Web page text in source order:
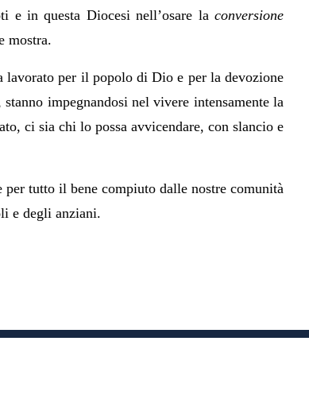
e in questa Diocesi nell’osare la conversione
mostra.
lavorato per il popolo di Dio e per la devozione
impegnandosi nel vivere intensamente la
ci sia chi lo possa avvicendare, con slancio e
tutto il bene compiuto dalle nostre comunità
e degli anziani.